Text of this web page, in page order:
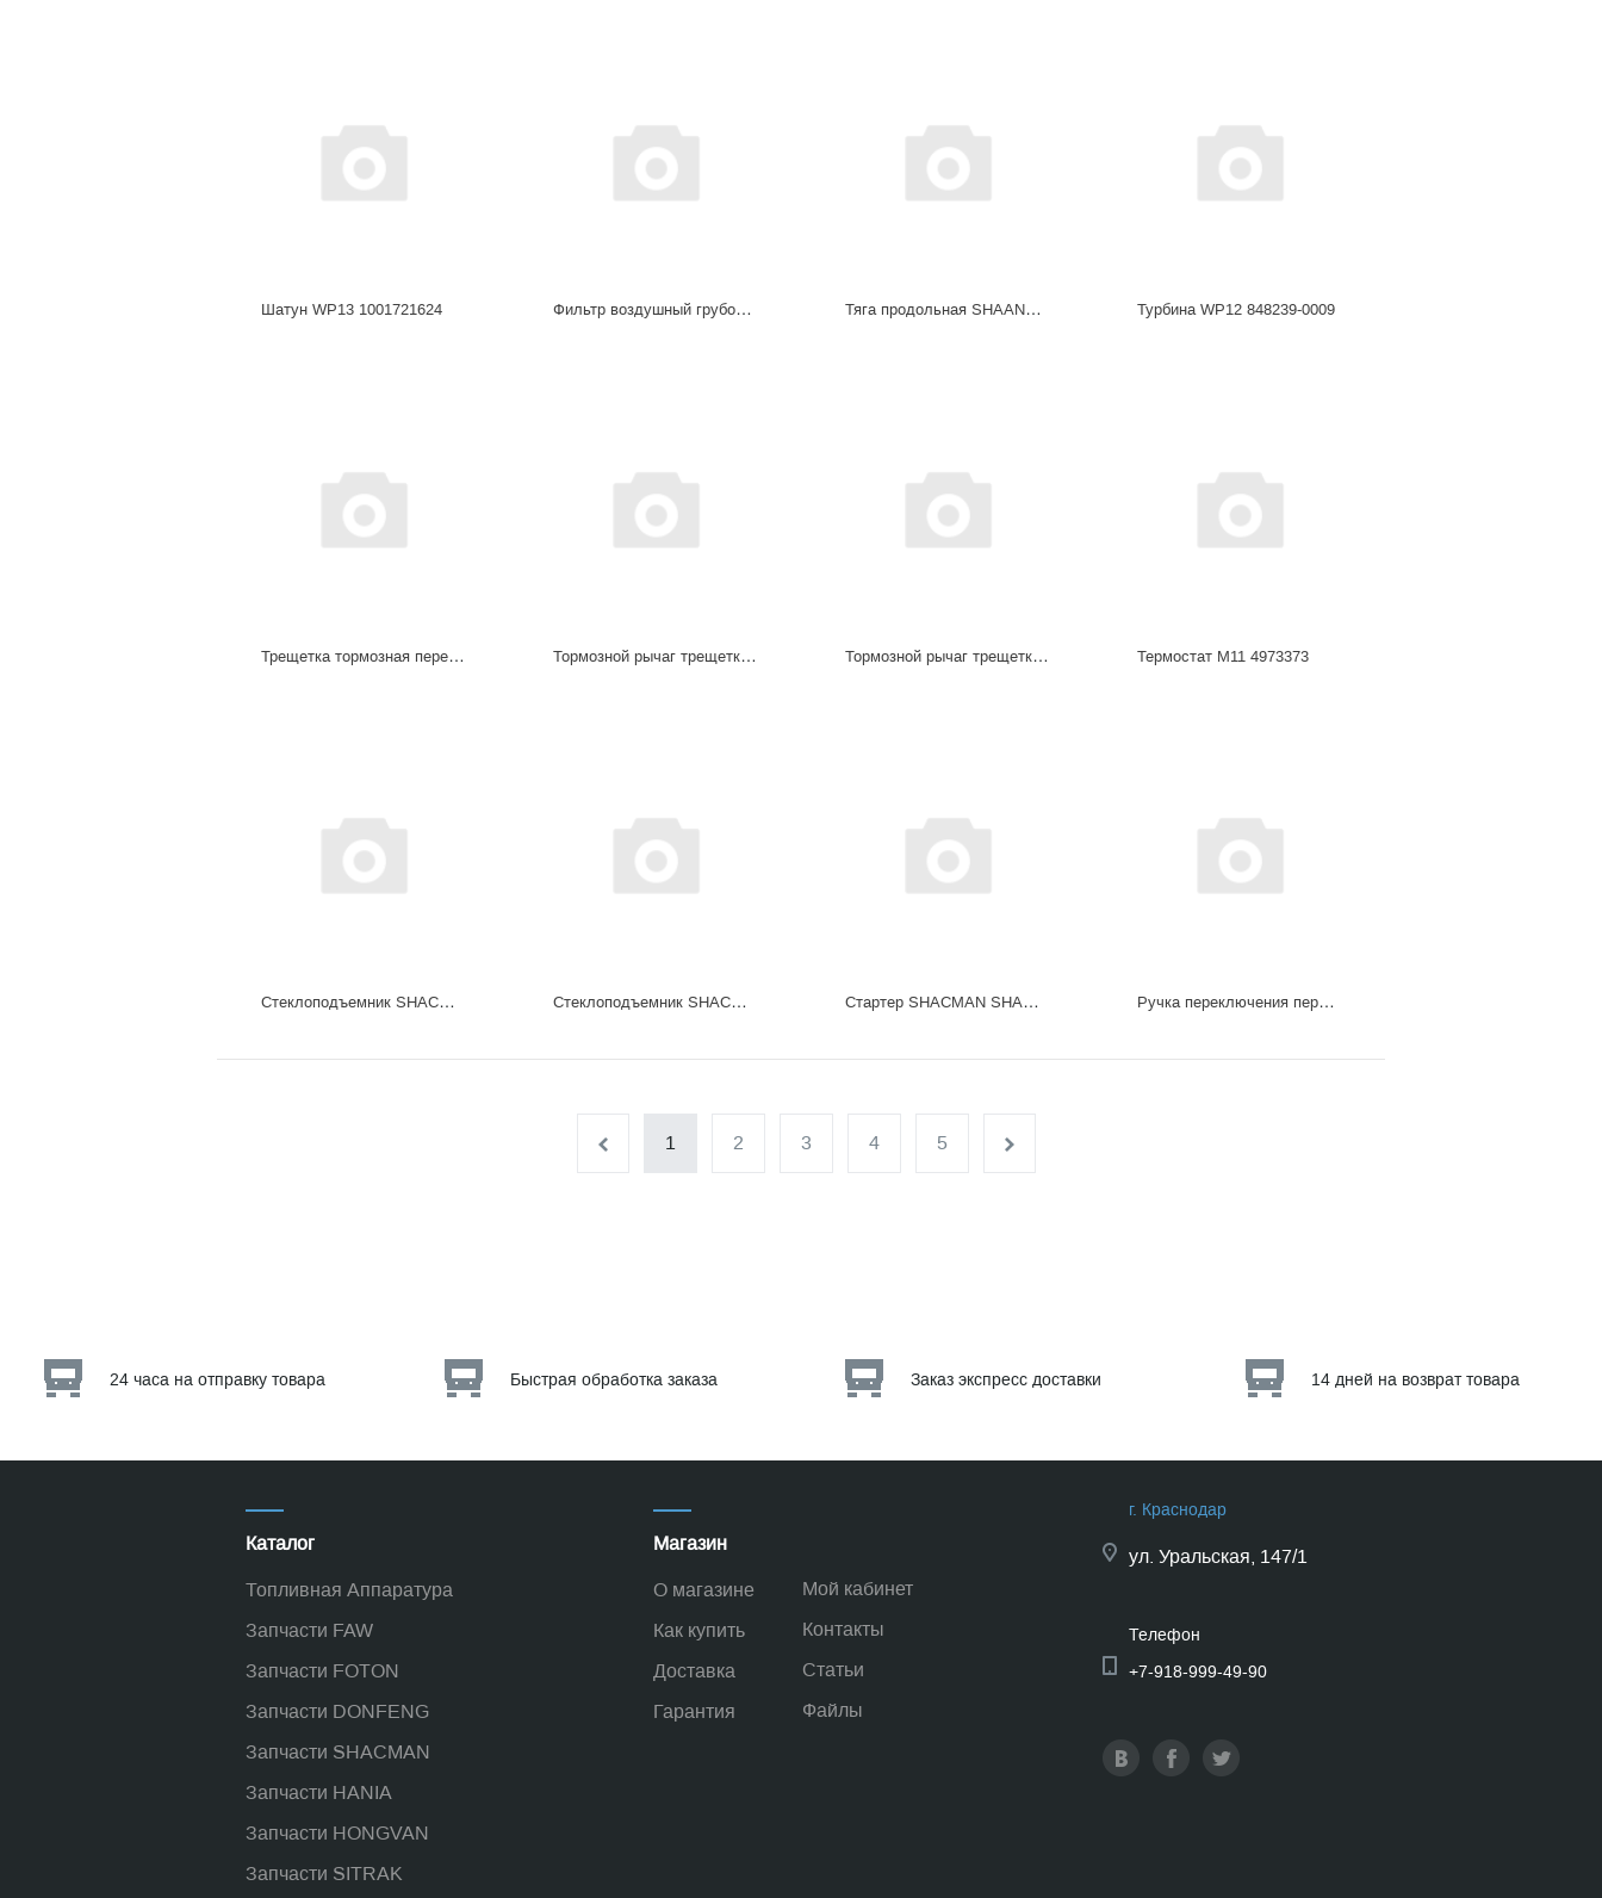
Шатун WP13 1001721624 Фильтр воздушный грубой очистки (картридж маслозаливной) SHACMAN DZ91259190042+001 (к-т 3 шт) Тяга продольная SHAANXI X3000 DZ97319430615 Турбина WP12 848239-0009
Трещетка тормозная передняя SHAANXI X3000 HD95009440009 Тормозной рычаг трещетка задняя прав WG9100340057 Тормозной рычаг трещетка задняя лев WG9100340056 Термостат М11 4973373
Стеклоподъемник SHACMAN X3000 электрический (правый) DZ14251330032 Стеклоподъемник SHACMAN X3000 электрический (левый) DZ14251330031 Стартер SHACMAN SHAANXI дв.WP10 (замена на 612600091076) OE Ручка переключения передач 12-ст КПП SHAANXI X3000 12JS160T-1708010-53-XLM
1 2 3 4 5
24 часа на отправку товара Быстрая обработка заказа Заказ экспресс доставки 14 дней на возврат товара
Каталог
Топливная Аппаратура
Запчасти FAW
Запчасти FOTON
Запчасти DONFENG
Запчасти SHACMAN
Запчасти HANIA
Запчасти HONGVAN
Запчасти SITRAK
Магазин
О магазине
Как купить
Доставка
Гарантия
Мой кабинет
Контакты
Статьи
Файлы
г. Краснодар
ул. Уральская, 147/1
Телефон
+7-918-999-49-90